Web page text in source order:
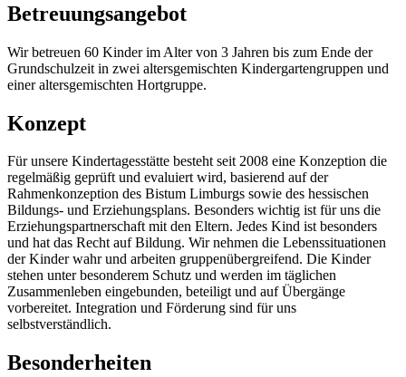
Betreuungsangebot
Wir betreuen 60 Kinder im Alter von 3 Jahren bis zum Ende der
Grundschulzeit in zwei altersgemischten Kindergartengruppen und
einer altersgemischten Hortgruppe.
Konzept
Für unsere Kindertagesstätte besteht seit 2008 eine Konzeption die
regelmäßig geprüft und evaluiert wird, basierend auf der
Rahmenkonzeption des Bistum Limburgs sowie des hessischen
Bildungs- und Erziehungsplans. Besonders wichtig ist für uns die
Erziehungspartnerschaft mit den Eltern. Jedes Kind ist besonders
und hat das Recht auf Bildung. Wir nehmen die Lebenssituationen
der Kinder wahr und arbeiten gruppenübergreifend. Die Kinder
stehen unter besonderem Schutz und werden im täglichen
Zusammenleben eingebunden, beteiligt und auf Übergänge
vorbereitet. Integration und Förderung sind für uns
selbstverständlich.
Besonderheiten